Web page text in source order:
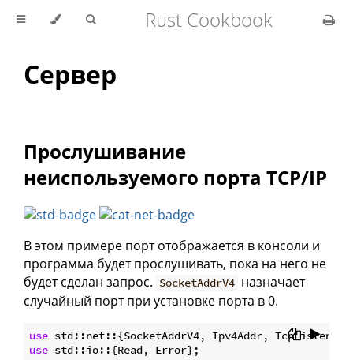
Rust Cookbook
Сервер
Прослушивание
неиспользуемого порта TCP/IP
В этом примере порт отображается в консоли и
программа будет прослушивать, пока на него не
будет сделан запрос. SocketAddrV4 назначает
случайный порт при установке порта в 0.
use
use std::io::{Read, Error};